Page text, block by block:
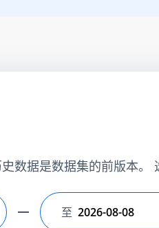
数据是数据集的前版本
选择结束日期
至